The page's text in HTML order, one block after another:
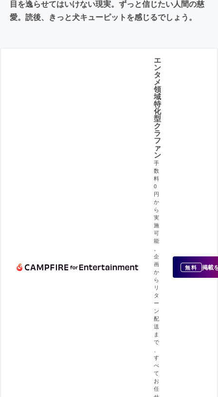
目を逸らせてはいけない現実。ずっと信じたい人間の慈
愛。読後、きっと犬キューピットを感じるでしょう。
エ
ン
タ
メ
領
域
特
化
型
ク
ラ
フ
ァ
ン
手
数
料
0
円
か
ら
実
施
可
能
企
画
か
ら
リ
タ
ー
ン
配
送
ま
で
す
べ
て
お
任
無料 掲載